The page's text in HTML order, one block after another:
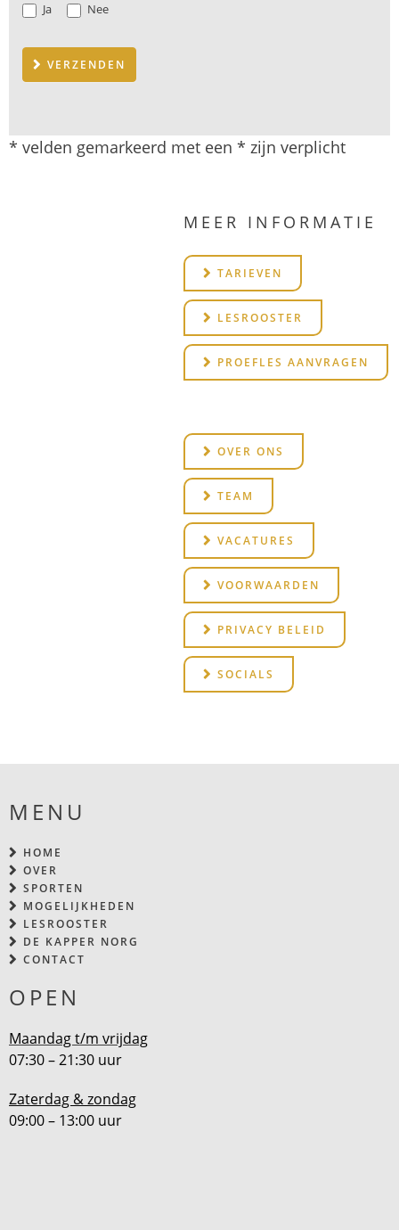
Ja Nee
VERZENDEN
* velden gemarkeerd met een * zijn verplicht
MEER INFORMATIE
TARIEVEN
LESROOSTER
PROEFLES AANVRAGEN
OVER ONS
TEAM
VACATURES
VOORWAARDEN
PRIVACY BELEID
SOCIALS
MENU
HOME
OVER
SPORTEN
MOGELIJKHEDEN
LESROOSTER
DE KAPPER NORG
CONTACT
OPEN
Maandag t/m vrijdag
07:30 – 21:30 uur
Zaterdag & zondag
09:00 – 13:00 uur